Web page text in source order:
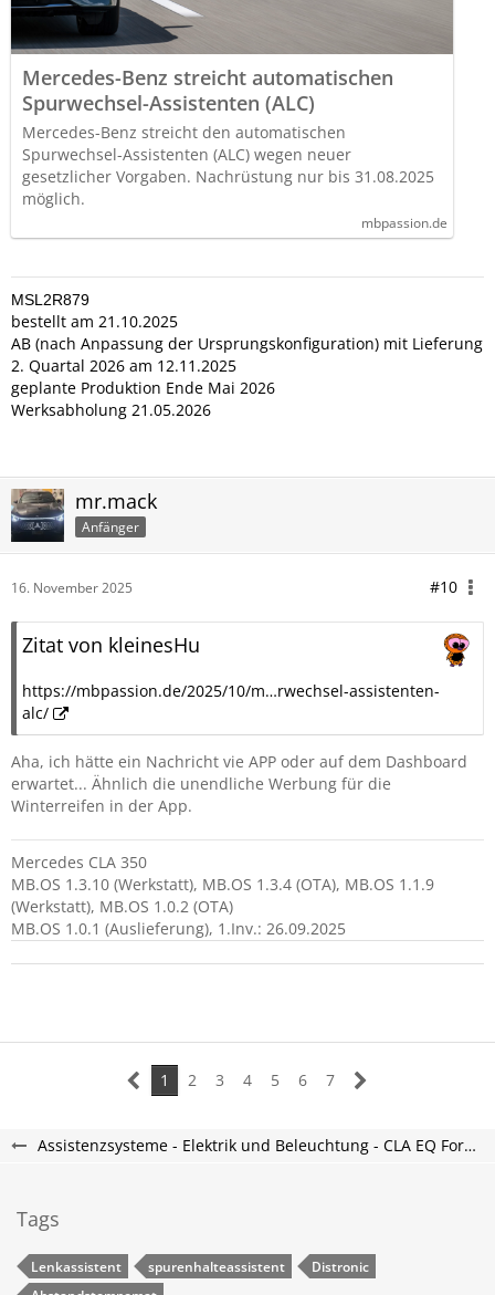
Mercedes-Benz streicht automatischen
Spurwechsel-Assistenten (ALC)
Mercedes-Benz streicht den automatischen
Spurwechsel-Assistenten (ALC) wegen neuer
gesetzlicher Vorgaben. Nachrüstung nur bis 31.08.2025
möglich.
mbpassion.de
MSL2R879
bestellt am 21.10.2025
AB (nach Anpassung der Ursprungskonfiguration) mit Lieferung
2. Quartal 2026 am 12.11.2025
geplante Produktion Ende Mai 2026
Werksabholung 21.05.2026
mr.mack
Anfänger
16. November 2025 #10
Zitat von kleinesHu
https://mbpassion.de/2025/10/m…rwechsel-assistenten-
alc/
Aha, ich hätte ein Nachricht vie APP oder auf dem Dashboard
erwartet... Ähnlich die unendliche Werbung für die
Winterreifen in der App.
Mercedes CLA 350
MB.OS 1.3.10 (Werkstatt), MB.OS 1.3.4 (OTA), MB.OS 1.1.9
(Werkstatt), MB.OS 1.0.2 (OTA)
MB.OS 1.0.1 (Auslieferung), 1.Inv.: 26.09.2025
1 2 3 4 5 6 7
Assistenzsysteme - Elektrik und Beleuchtung - CLA EQ Forum
Tags
Lenkassistent spurenhalteassistent
Distronic